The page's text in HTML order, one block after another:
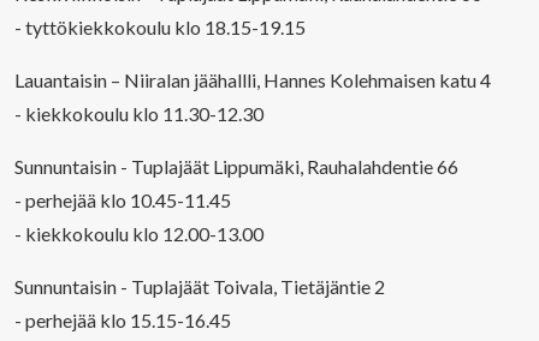
- tyttökiekkokoulu klo 18.15-19.15
Lauantaisin – Niiralan jäähallli, Hannes Kolehmaisen katu 4
- kiekkokoulu klo 11.30-12.30
Sunnuntaisin - Tuplajäät Lippumäki, Rauhalahdentie 66
- perhejää klo 10.45-11.45
- kiekkokoulu klo 12.00-13.00
Sunnuntaisin - Tuplajäät Toivala, Tietäjäntie 2
- perhejää klo 15.15-16.45